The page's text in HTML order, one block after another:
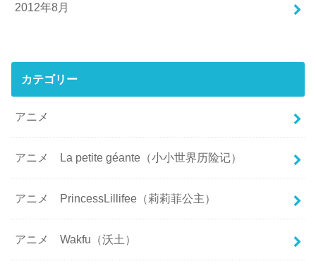
2012年8月
カテゴリー
アニメ
アニメ La petite géante（小小世界历险记）
アニメ PrincessLillifee（莉莉菲公主）
アニメ Wakfu（沃土）